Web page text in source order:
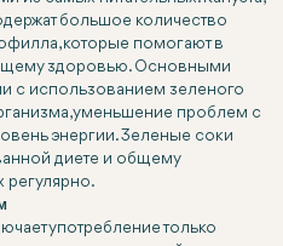
большое количество
которые помогают в
здоровью. Основными
с использованием зеленого
уменьшение проблем с
энергии. Зеленые соки
диете и общему
регулярно.
употребление только